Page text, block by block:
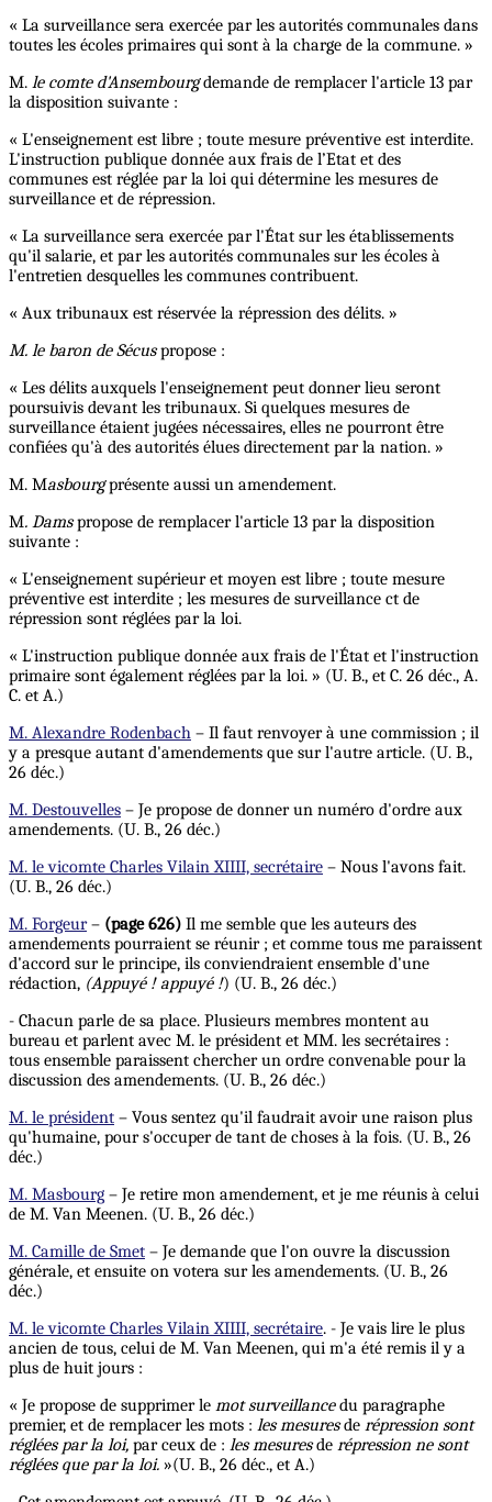
« La surveillance sera exercée par les autorités communales dans
toutes les écoles primaires qui sont à la charge de la commune. »
M. le comte d'Ansembourgdemande de remplacer l'article 13 par
la disposition suivante :
« L'enseignement est libre ; toute mesure préventive est interdite.
L'instruction publique donnée aux frais de l’Etat et des
communes est réglée par la loi qui détermine les mesures de
surveillance et de répression.
« La surveillance sera exercée par l'État sur les établissements
qu'il salarie, et par les autorités communales sur les écoles à
l'entretien desquelles les communes contribuent.
« Aux tribunaux est réservée la répression des délits. »
M. le baron de Sécuspropose :
« Les délits auxquels l'enseignement peut donner lieu seront
poursuivis devant les tribunaux. Si quelques mesures de
surveillance étaient jugées nécessaires, elles ne pourront être
confiées qu'à des autorités élues directement par la nation. »
M. Masbourgprésente aussi un amendement.
M. Damspropose de remplacer l'article 13 par la disposition
suivante :
« L'enseignement supérieur et moyen est libre ; toute mesure
préventive est interdite ; les mesures de surveillance ct de
répression sont réglées par la loi.
« L'instruction publique donnée aux frais de l'État et l'instruction
primaire sont également réglées par la loi. » (U. B., et C. 26 déc., A.
C. et A.)
M. Alexandre Rodenbach – Il faut renvoyer à une commission ; il
y a presque autant d'amendements que sur l'autre article. (U. B.,
26 déc.)
M. Destouvelles – Je propose de donner un numéro d'ordre aux
amendements. (U. B., 26 déc.)
M. le vicomte Charles Vilain XIIII, secrétaire – Nous l'avons fait.
(U. B., 26 déc.)
M. Forgeur– (page 626) Il me semble que les auteurs des
amendements pourraient se réunir ; et comme tous me paraissent
d'accord sur le principe, ils conviendraient ensemble d'une
rédaction, (Appuyé ! appuyé !) (U. B., 26 déc.)
- Chacun parle de sa place. Plusieurs membres montent au
bureau et parlent avec M. le président et MM. les secrétaires :
tous ensemble paraissent chercher un ordre convenable pour la
discussion des amendements. (U. B., 26 déc.)
M. le président – Vous sentez qu'il faudrait avoir une raison plus
qu'humaine, pour s'occuper de tant de choses à la fois. (U. B., 26
déc.)
M. Masbourg – Je retire mon amendement, et je me réunis à celui
de M. Van Meenen. (U. B., 26 déc.)
M. Camille de Smet – Je demande que l'on ouvre la discussion
générale, et ensuite on votera sur les amendements. (U. B., 26
déc.)
M. le vicomte Charles Vilain XIIII, secrétaire. - Je vais lire le plus
ancien de tous, celui de M. Van Meenen, qui m'a été remis il y a
plus de huit jours :
« Je propose de supprimer le mot surveillancedu paragraphe
premier, et de remplacer les mots : les mesuresde répression sont
réglées par la loi, par ceux de : les mesuresde répression ne sont
réglées que par la loi. »(U. B., 26 déc., et A.)